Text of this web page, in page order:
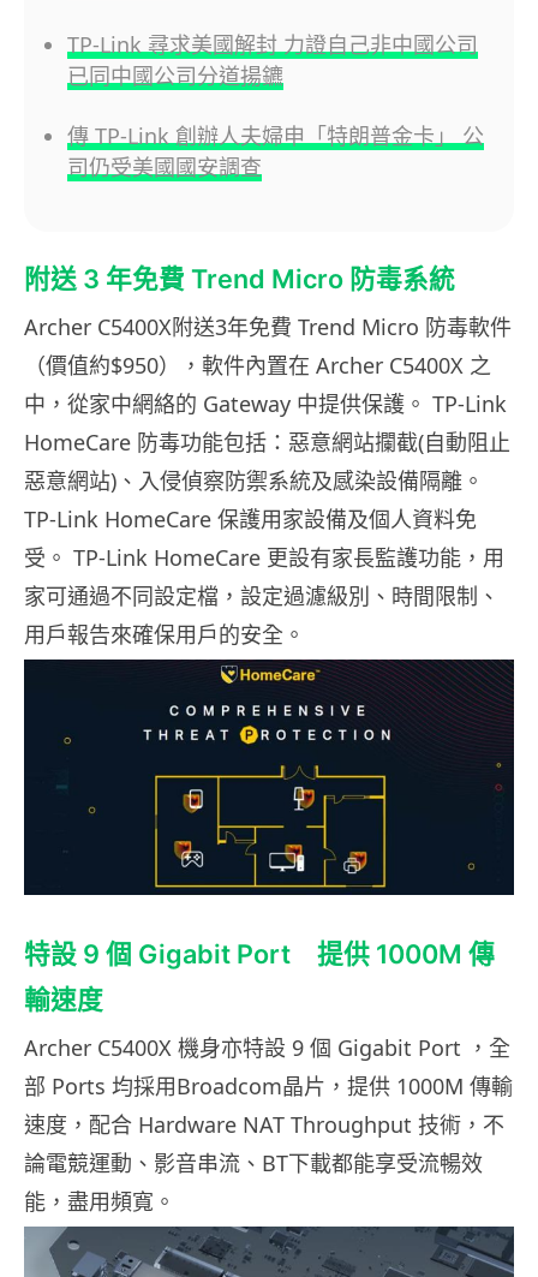
TP-Link 尋求美國解封 力證自己非中國公司
已同中國公司分道揚鑣
傳 TP-Link 創辦人夫婦申「特朗普金卡」 公
司仍受美國國安調查
附送 3 年免費 Trend Micro 防毒系統
Archer C5400X附送3年免費 Trend Micro 防毒軟件
（價值約$950），軟件內置在 Archer C5400X 之
中，從家中網絡的 Gateway 中提供保護。 TP-Link
HomeCare 防毒功能包括：惡意網站攔截(自動阻止
惡意網站)、入侵偵察防禦系統及感染設備隔離。
TP-Link HomeCare 保護用家設備及個人資料免
受。 TP-Link HomeCare 更設有家長監護功能，用
家可通過不同設定檔，設定過濾級別、時間限制、
用戶報告來確保用戶的安全。
特設 9 個 Gigabit Port 提供 1000M 傳
輸速度
Archer C5400X 機身亦特設 9 個 Gigabit Port ，全
部 Ports 均採用Broadcom晶片，提供 1000M 傳輸
速度，配合 Hardware NAT Throughput 技術，不
論電競運動、影音串流、BT下載都能享受流暢效
能，盡用頻寬。